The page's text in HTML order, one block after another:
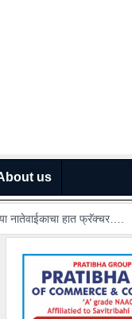
us
डांगे चौकातील